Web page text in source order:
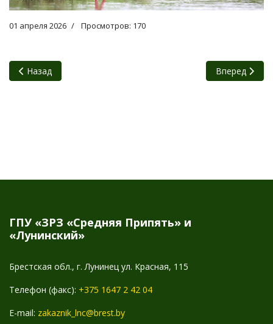
01 апреля 2026 Просмотров: 170
Предыдущий: 22 мая – Международный день
Назад Следующий:
Вперед
ГПУ «ЗРЗ «Средняя Припять» и
«Лунинский»
Брестская обл., г. Лунинец ул. Красная, 115
Телефон (факс): +375 1647 2 42 04
E-mail: zakaznik_lnc@brest.by